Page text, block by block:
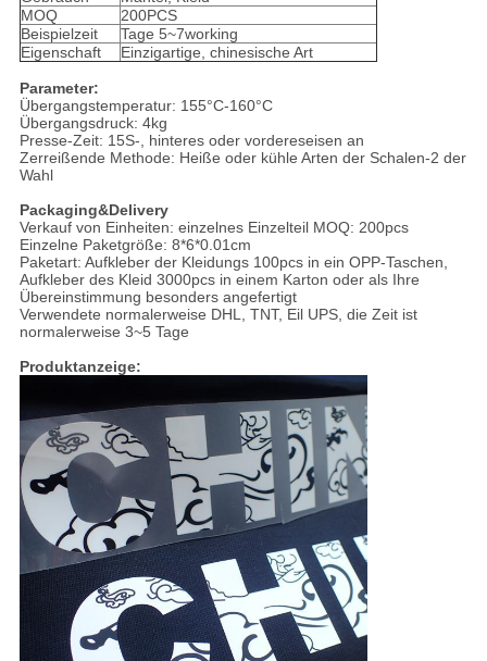
MOQ
200PCS
Beispielzeit
Tage 5~7working
Eigenschaft
Einzigartige, chinesische Art
Parameter:
Übergangstemperatur: 155°C-160°C
Übergangsdruck: 4kg
Presse-Zeit: 15S-, hinteres oder vordereseisen an
Zerreißende Methode: Heiße oder kühle Arten der Schalen-2 der
Wahl
Packaging&Delivery
Verkauf von Einheiten: einzelnes Einzelteil MOQ: 200pcs
Einzelne Paketgröße: 8*6*0.01cm
Paketart: Aufkleber der Kleidungs 100pcs in ein OPP-Taschen,
Aufkleber des Kleid 3000pcs in einem Karton oder als Ihre
Übereinstimmung besonders angefertigt
Verwendete normalerweise DHL, TNT, Eil UPS, die Zeit ist
normalerweise 3~5 Tage
Produktanzeige: